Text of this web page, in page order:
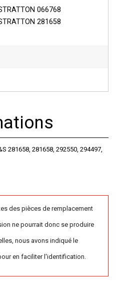
066768
281658
281658, 281658, 292550, 294497,
des pièces de remplacement
ne pourrait donc se produire
nous avons indiqué le
en faciliter l'identification.